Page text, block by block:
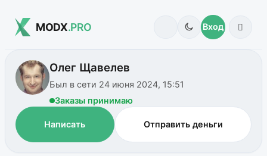
MODX.PRO Вход
Олег Щавелев
Был в сети 24 июня 2024, 15:51
Заказы принимаю
Написать Отправить деньги